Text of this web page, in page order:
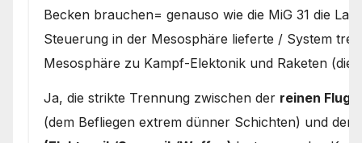
Becken brauchen= genauso wie die MiG 31 die
Steuerung in der Mesosphäre lieferte / System
Mesosphäre zu Kampf-Elektonik und Raketen (die
Ja, die strikte Trennung zwischen der reinen
(dem Befliegen extrem dünner Schichten) und den